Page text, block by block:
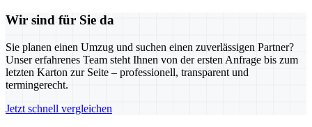
Wir sind für Sie da
Sie planen einen Umzug und suchen einen zuverlässigen Partner?
Unser erfahrenes Team steht Ihnen von der ersten Anfrage bis zum
letzten Karton zur Seite – professionell, transparent und
termingerecht.
Jetzt schnell vergleichen